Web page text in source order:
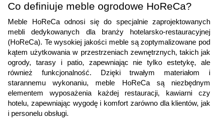
Co definiuje meble ogrodowe HoReCa?
Meble HoReCa odnosi się do specjalnie zaprojektowanych
mebli dedykowanych dla branży hotelarsko-restauracyjnej
(HoReCa). Te wysokiej jakości meble są zoptymalizowane pod
kątem użytkowania w przestrzeniach zewnętrznych, takich jak
ogrody, tarasy i patio, zapewniając nie tylko estetykę, ale
również funkcjonalność. Dzięki trwałym materiałom i
starannemu wykonaniu, meble HoReCa są niezbędnym
elementem wyposażenia każdej restauracji, kawiarni czy
hotelu, zapewniając wygodę i komfort zarówno dla klientów, jak
i personelu obsługi.